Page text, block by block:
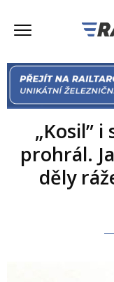
„Kosil”
prohrál.
děly